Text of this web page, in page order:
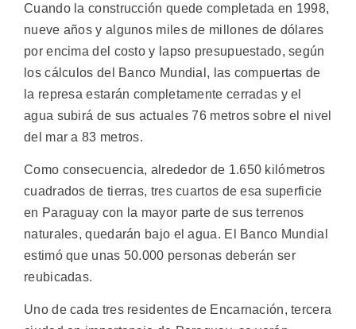
Cuando la construcción quede completada en 1998,
nueve años y algunos miles de millones de dólares
por encima del costo y lapso presupuestado, según
los cálculos del Banco Mundial, las compuertas de
la represa estarán completamente cerradas y el
agua subirá de sus actuales 76 metros sobre el nivel
del mar a 83 metros.
Como consecuencia, alrededor de 1.650 kilómetros
cuadrados de tierras, tres cuartos de esa superficie
en Paraguay con la mayor parte de sus terrenos
naturales, quedarán bajo el agua. El Banco Mundial
estimó que unas 50.000 personas deberán ser
reubicadas.
Uno de cada tres residentes de Encarnación, tercera